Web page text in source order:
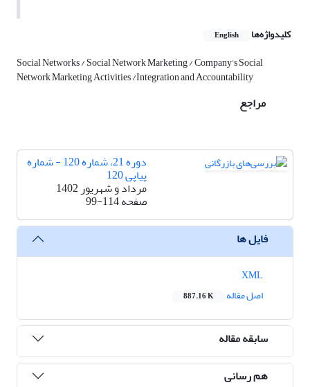
کلیدواژه‌ها English
Social Networks / Social Network Marketing / Company's Social
Network Marketing Activities /Integration and Accountability
مراجع
دوره 21، شماره 120 - شماره
پیاپی 120
مرداد و شهریور 1402
صفحه99-114
فایل ها
اصل مقاله
887.16 K
سابقه مقاله
هم رسانی